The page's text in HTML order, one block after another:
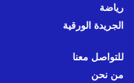
رياضة
الجريدة الورقية
للتواصل معنا
من نحن